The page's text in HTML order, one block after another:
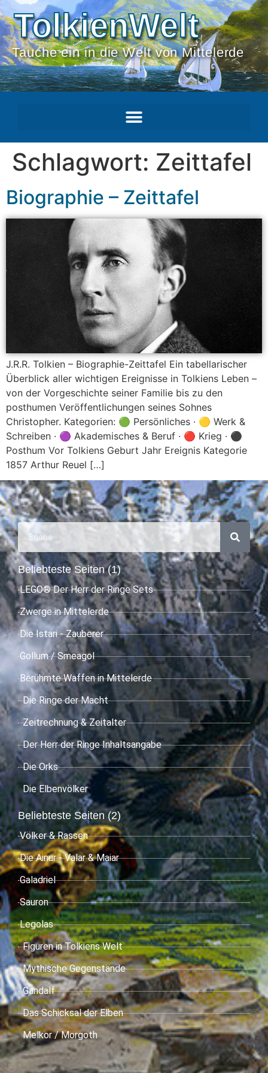
TolkienWelt
Tauche ein in die Welt von Mittelerde
Schlagwort: Zeittafel
Biographie – Zeittafel
J.R.R. Tolkien – Biographie-Zeittafel Ein tabellarischer
Überblick aller wichtigen Ereignisse in Tolkiens Leben –
von der Vorgeschichte seiner Familie bis zu den
posthumen Veröffentlichungen seines Sohnes
Christopher. Kategorien: 🟢 Persönliches · 🟡 Werk &
Schreiben · 🟣 Akademisches & Beruf · 🔴 Krieg · ⚫
Posthum Vor Tolkiens Geburt Jahr Ereignis Kategorie
1857 Arthur Reuel […]
Beliebteste Seiten (1)
LEGO® Der Herr der Ringe Sets
Zwerge in Mittelerde
Die Istari - Zauberer
Gollum / Smeagol
Berühmte Waffen in Mittelerde
Die Ringe der Macht
Zeitrechnung & Zeitalter
Der Herr der Ringe Inhaltsangabe
Die Orks
Die Elbenvölker
Beliebteste Seiten (2)
Völker & Rassen
Die Ainur - Valar & Maiar
Galadriel
Sauron
Legolas
Figuren in Tolkiens Welt
Mythische Gegenstände
Gandalf
Das Schicksal der Elben
Melkor / Morgoth